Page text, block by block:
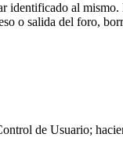
identificado al
o salida del foro,
de Usuario;